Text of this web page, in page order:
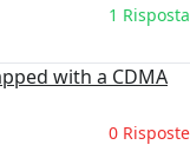
1 Risposta
with a CDMA
0 Risposte